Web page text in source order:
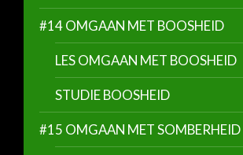
#14 OMGAAN MET BOOSHEID
LES OMGAAN MET BOOSHEID
STUDIE BOOSHEID
#15 OMGAAN MET SOMBERHEID